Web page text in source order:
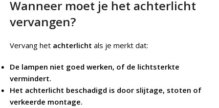
Wanneer moet je het achterlicht
vervangen?
Vervang het achterlicht als je merkt dat:
De lampen niet goed werken, of de lichtsterkte
vermindert.
Het achterlicht beschadigd is door slijtage, stoten of
verkeerde montage.